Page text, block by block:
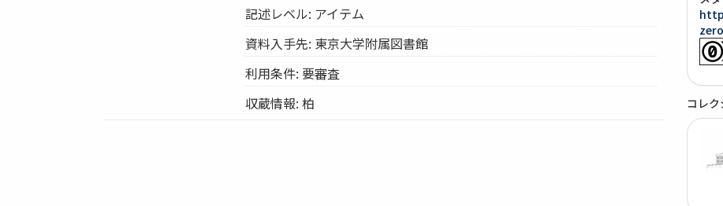
記述レベル: アイテム
資料入手先: 東京大学附属図書館
利用条件: 要審査
収蔵情報: 柏
コレ